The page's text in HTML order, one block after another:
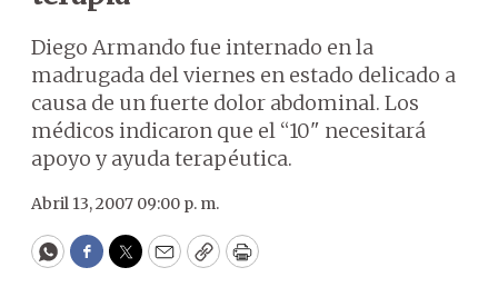
Diego Armando fue internado en la
madrugada del viernes en estado delicado a
causa de un fuerte dolor abdominal. Los
médicos indicaron que el “10" necesitará
apoyo y ayuda terapéutica.
Abril 13, 2007 09:00 p. m.
WhatsApp
Facebook
Twitter
EmailCopyPrint